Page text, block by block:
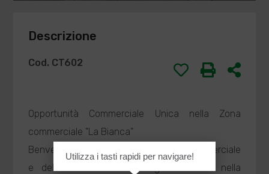
Descrizione
Cod. CT602
Opportunità Commerciale Unica nella Zona
commerciale "La Bianca"
Benvenuti nell'epicentro dell'attività commerciale
e della connettività strategica. Situato nella
Utilizza i tasti rapidi per navigare!